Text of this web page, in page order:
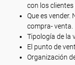
con los clientes
Que es vender.
compra- venta.
Tipología de la
El punto de
Organización